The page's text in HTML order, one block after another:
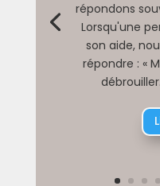
répondons
Lorsqu'une
son aide,
répondre : «